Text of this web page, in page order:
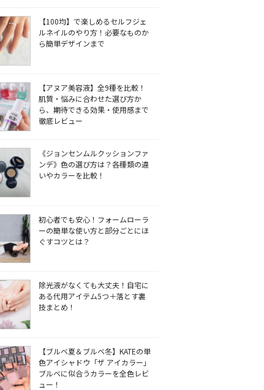
【100均】で楽しめるセルフジェ
ルネイルのやり方！必要なものか
ら簡単デザインまで
【アヌア美容液】全9種を比較！
肌質・悩みに合わせた選び方か
ら、期待できる効果・使用感まで
徹底レビュー
《ジョンセンムルクッションファ
ンデ》色の選び方は？各種類の違
いやカラーを比較！
初心者でも安心！フォームローラ
ーの簡単な使い方と部分ごとにほ
ぐすコツとは？
除光液がなくても大丈夫！自宅に
ある代用アイテム5つ＋落とす裏
技まとめ！
【ブルベ夏＆ブルベ冬】KATEの単
色アイシャドウ「ザ アイカラー」
ブルベに似合うカラーを全色レビ
ュー！